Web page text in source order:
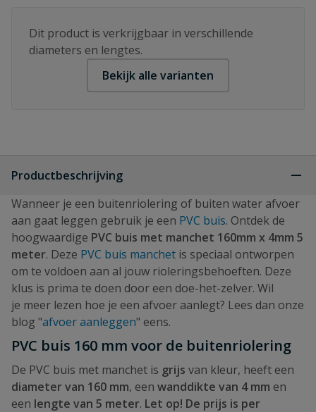
Dit product is verkrijgbaar in verschillende
diameters en lengtes.
Bekijk alle varianten
Productbeschrijving
Wanneer je een buitenriolering of buiten water afvoer
aan gaat leggen gebruik je een PVC buis. Ontdek de
hoogwaardige PVC buis met manchet 160mm x 4mm 5
meter. Deze PVC buis manchet is speciaal ontworpen
om te voldoen aan al jouw rioleringsbehoeften. Deze
klus is prima te doen door een doe-het-zelver. Wil
je meer lezen hoe je een afvoer aanlegt? Lees dan onze
blog "afvoer aanleggen" eens.
PVC buis 160 mm voor de buitenriolering
De PVC buis met manchet is grijs van kleur, heeft een
diameter van 160 mm, een wanddikte van 4 mm en
een lengte van 5 meter. Let op! De prijs is per